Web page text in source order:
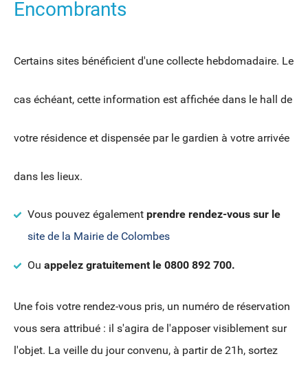
Encombrants
Certains sites bénéficient d'une collecte hebdomadaire. Le
cas échéant, cette information est affichée dans le hall de
votre résidence et dispensée par le gardien à votre arrivée
dans les lieux.
Vous pouvez également prendre rendez-vous sur le
site de la Mairie de Colombes
Ou appelez gratuitement le 0800 892 700.
Une fois votre rendez-vous pris, un numéro de réservation
vous sera attribué : il s'agira de l'apposer visiblement sur
l'objet. La veille du jour convenu, à partir de 21h, sortez